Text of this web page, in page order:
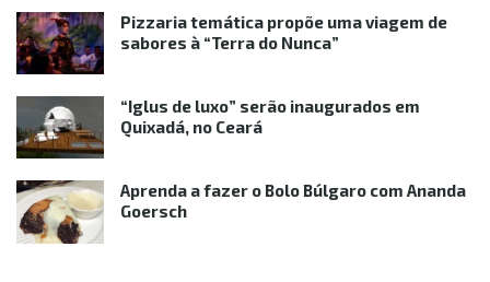
Pizzaria temática propõe uma viagem de
sabores à “Terra do Nunca”
“Iglus de luxo” serão inaugurados em
Quixadá, no Ceará
Aprenda a fazer o Bolo Búlgaro com Ananda
Goersch